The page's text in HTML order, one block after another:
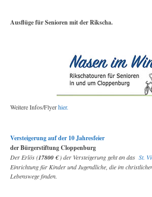
Ausflüge für Senioren mit der Rikscha.
Weitere Infos/Flyerhier.
Versteigerung auf der 10 Jahresfeier
der Bürgerstiftung Cloppenburg
Der Erlös (17800 €) der Versteigerung geht an das St.
Einrichtung für Kinder und Jugendliche, die im
Lebenswege finden.